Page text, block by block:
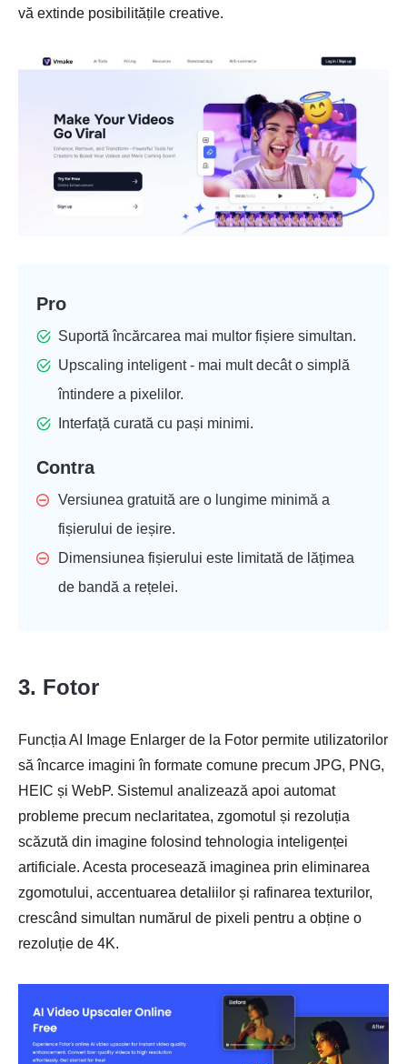
vă extinde posibilitățile creative.
Pro
Suportă încărcarea mai multor fișiere simultan.
Upscaling inteligent - mai mult decât o simplă
întindere a pixelilor.
Interfață curată cu pași minimi.
Contra
Versiunea gratuită are o lungime minimă a
fișierului de ieșire.
Dimensiunea fișierului este limitată de lățimea
de bandă a rețelei.
3. Fotor
Funcția AI Image Enlarger de la Fotor permite utilizatorilor
să încarce imagini în formate comune precum JPG, PNG,
HEIC și WebP. Sistemul analizează apoi automat
probleme precum neclaritatea, zgomotul și rezoluția
scăzută din imagine folosind tehnologia inteligenței
artificiale. Acesta procesează imaginea prin eliminarea
zgomotului, accentuarea detaliilor și rafinarea texturilor,
crescând simultan numărul de pixeli pentru a obține o
rezoluție de 4K.